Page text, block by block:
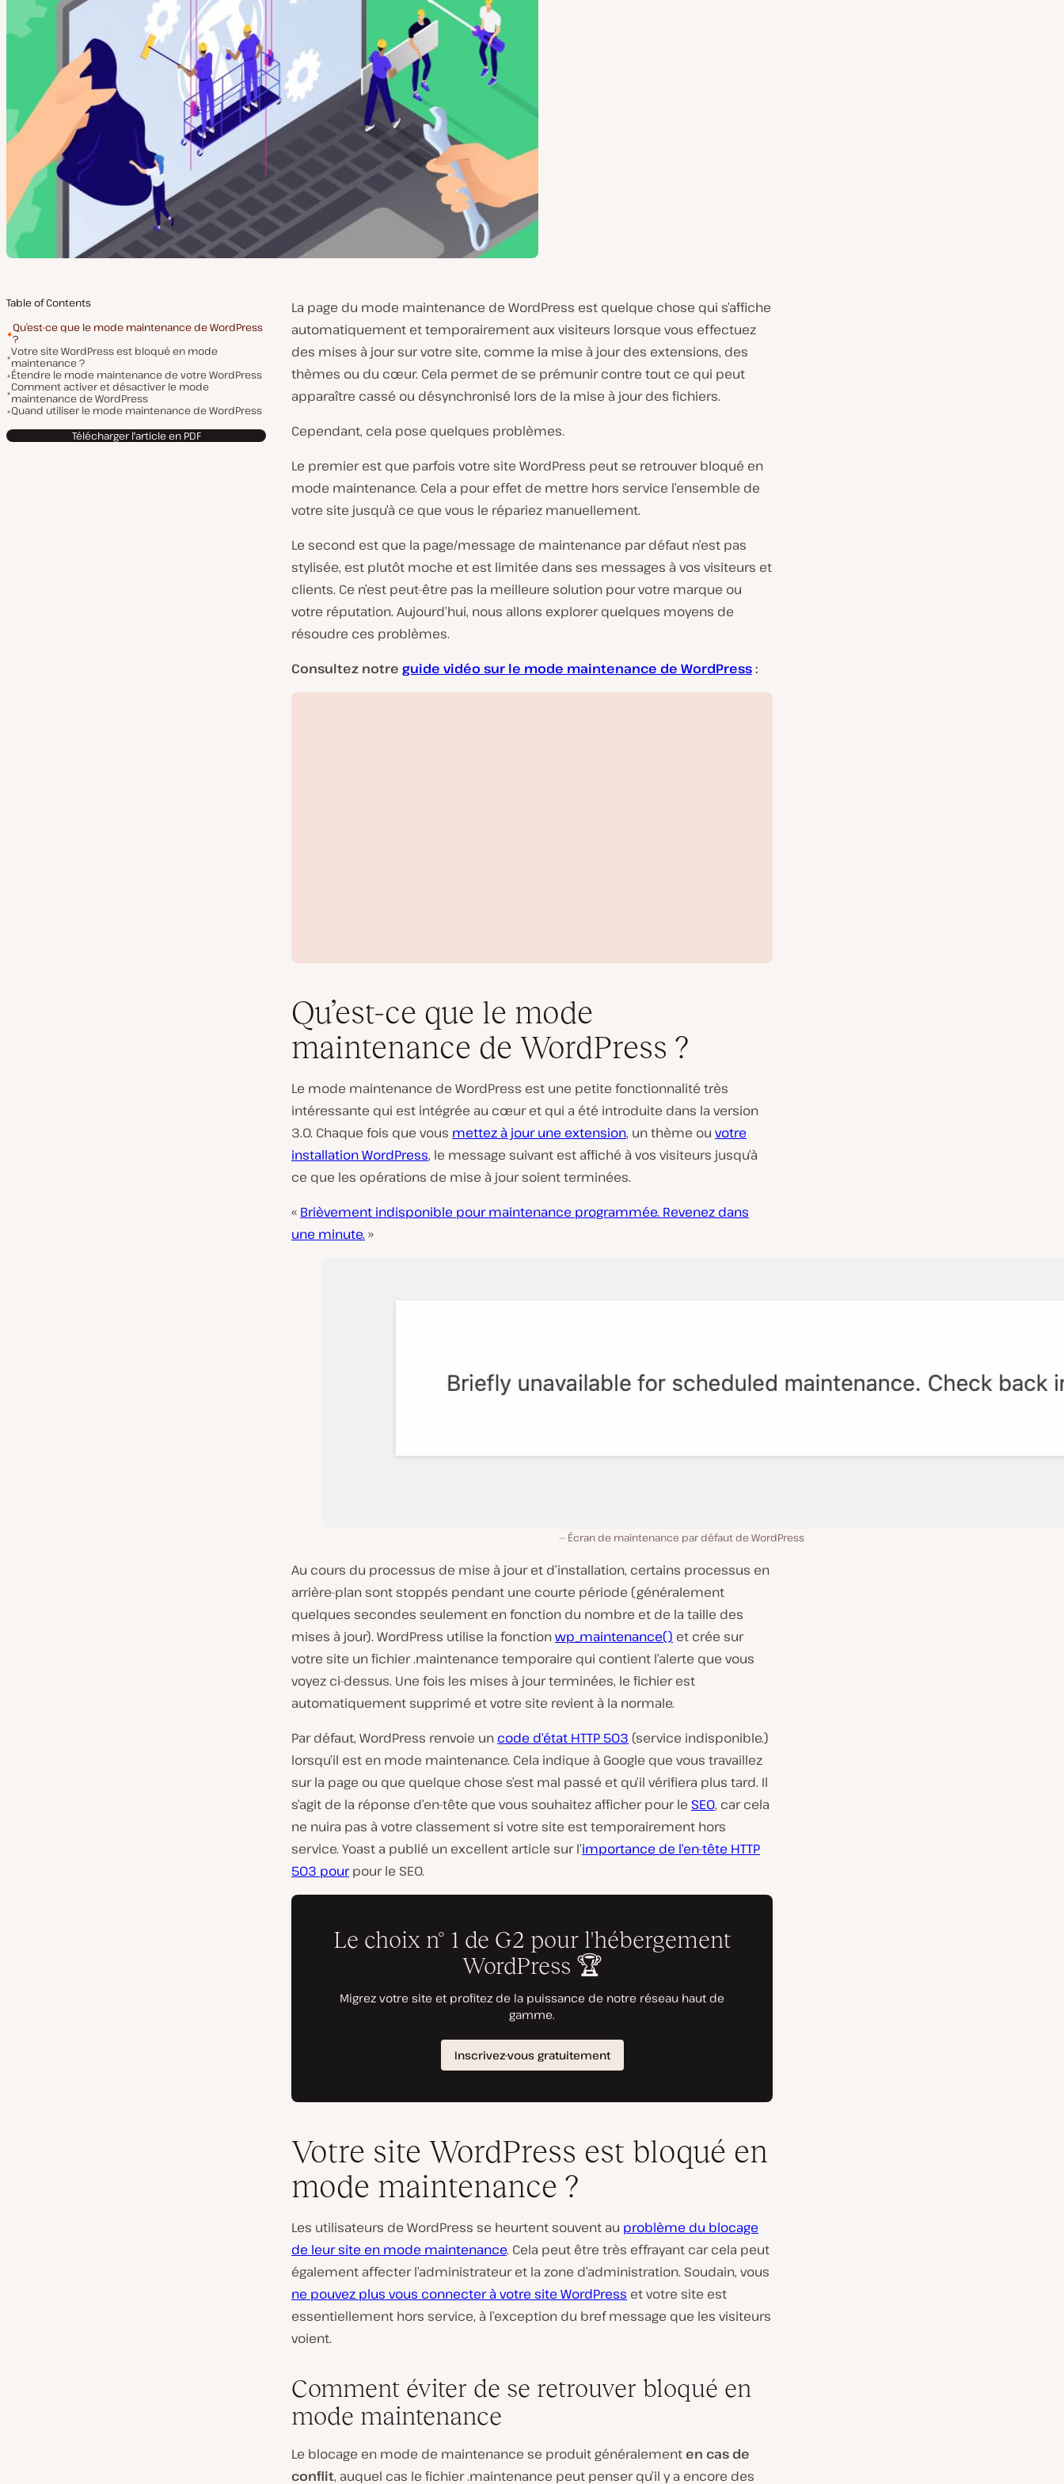
Table of Contents
Qu’est-ce que le mode maintenance de WordPress
?
Votre site WordPress est bloqué en mode
maintenance ?
Étendre le mode maintenance de votre WordPress
Comment activer et désactiver le mode
maintenance de WordPress
Quand utiliser le mode maintenance de WordPress
Télécharger l'article en PDF
La page du mode maintenance de WordPress est quelque chose qui s’affiche
automatiquement et temporairement aux visiteurs lorsque vous effectuez
des mises à jour sur votre site, comme la mise à jour des extensions, des
thèmes ou du cœur. Cela permet de se prémunir contre tout ce qui peut
apparaître cassé ou désynchronisé lors de la mise à jour des fichiers.
Cependant, cela pose quelques problèmes.
Le premier est que parfois votre site WordPress peut se retrouver bloqué en
mode maintenance. Cela a pour effet de mettre hors service l’ensemble de
votre site jusqu’à ce que vous le répariez manuellement.
Le second est que la page/message de maintenance par défaut n’est pas
stylisée, est plutôt moche et est limitée dans ses messages à vos visiteurs et
clients. Ce n’est peut-être pas la meilleure solution pour votre marque ou
votre réputation. Aujourd’hui, nous allons explorer quelques moyens de
résoudre ces problèmes.
Consultez notre guide vidéo sur le mode maintenance de WordPress:
i
r
e
l
a
d
Qu’est-ce que le mode
maintenance de WordPress ?
Le mode maintenance de WordPress est une petite fonctionnalité très
intéressante qui est intégrée au cœur et qui a été introduite dans la version
3.0. Chaque fois que vous mettez à jour une extension, un thème ou votre
installation WordPress, le message suivant est affiché à vos visiteurs jusqu’à
ce que les opérations de mise à jour soient terminées.
« Brièvement indisponible pour maintenance programmée. Revenez dans
une minute.»
Écran de maintenance par défaut de WordPress
Au cours du processus de mise à jour et d’installation, certains processus en
arrière-plan sont stoppés pendant une courte période (généralement
quelques secondes seulement en fonction du nombre et de la taille des
mises à jour). WordPress utilise la fonctionwp_maintenance() et crée sur
votre site un fichier .maintenance temporaire qui contient l’alerte que vous
voyez ci-dessus. Une fois les mises à jour terminées, le fichier est
automatiquement supprimé et votre site revient à la normale.
Par défaut, WordPress renvoie un code d’état HTTP 503 (service indisponible.)
lorsqu’il est en mode maintenance. Cela indique à Google que vous travaillez
sur la page ou que quelque chose s’est mal passé et qu’il vérifiera plus tard. Il
s’agit de la réponse d’en-tête que vous souhaitez afficher pour le SEO, car cela
ne nuira pas à votre classement si votre site est temporairement hors
service. Yoast a publié un excellent article sur l’importance de l’en-tête HTTP
503 pourpour le SEO.
Votre site WordPress est bloqué en
mode maintenance ?
Les utilisateurs de WordPress se heurtent souvent au problème du blocage
de leur site en mode maintenance. Cela peut être très effrayant car cela peut
également affecter l’administrateur et la zone d’administration. Soudain, vous
ne pouvez plus vous connecter à votre site WordPress et votre site est
essentiellement hors service, à l’exception du bref message que les visiteurs
voient.
Comment éviter de se retrouver bloqué en
mode maintenance
Le blocage en mode de maintenance se produit généralement en cas de
conflit, auquel cas le fichier .maintenance peut penser qu’il y a encore des